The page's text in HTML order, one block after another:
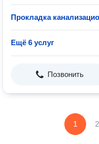
Прокладка
Ещё 6 услуг
Позвонить
1 2